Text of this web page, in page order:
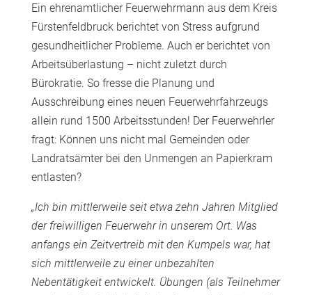
Ein ehrenamtlicher Feuerwehrmann aus dem Kreis
Fürstenfeldbruck berichtet von Stress aufgrund
gesundheitlicher Probleme. Auch er berichtet von
Arbeitsüberlastung – nicht zuletzt durch
Bürokratie. So fresse die Planung und
Ausschreibung eines neuen Feuerwehrfahrzeugs
allein rund 1500 Arbeitsstunden! Der Feuerwehrler
fragt: Können uns nicht mal Gemeinden oder
Landratsämter bei den Unmengen an Papierkram
entlasten?
„Ich bin mittlerweile seit etwa zehn Jahren Mitglied
der freiwilligen Feuerwehr in unserem Ort. Was
anfangs ein Zeitvertreib mit den Kumpels war, hat
sich mittlerweile zu einer unbezahlten
Nebentätigkeit entwickelt. Übungen (als Teilnehmer